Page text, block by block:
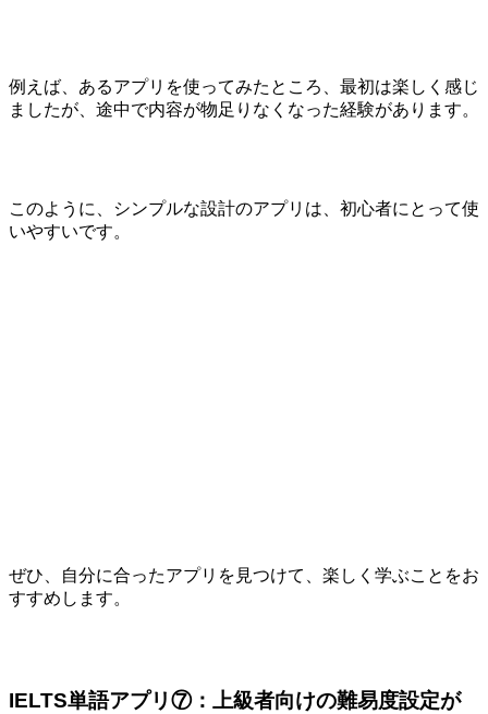
例えば、あるアプリを使ってみたところ、最初は楽しく感じ
ましたが、途中で内容が物足りなくなった経験があります。
このように、シンプルな設計のアプリは、初心者にとって使
いやすいです。
ぜひ、自分に合ったアプリを見つけて、楽しく学ぶことをお
すすめします。
IELTS単語アプリ⑦：上級者向けの難易度設定が